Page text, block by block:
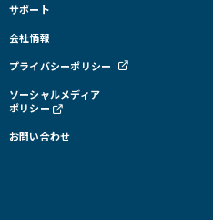
サポート
会社情報
プライバシーポリシー
ソーシャルメディア
ポリシー
お問い合わせ